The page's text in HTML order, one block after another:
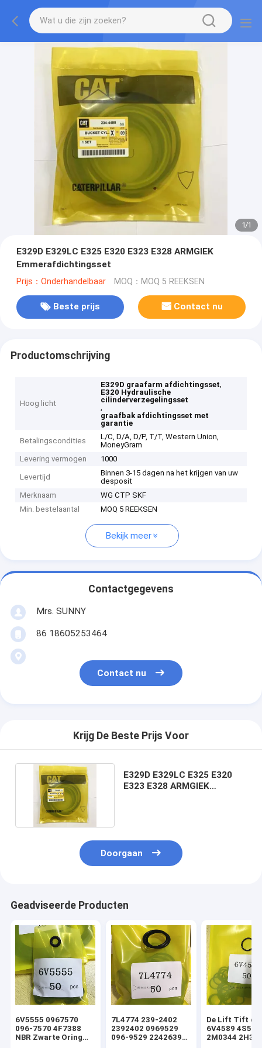
1/1
E329D E329LC E325 E320 E323 E328 ARMGIEK
Emmerafdichtingsset
Prijs：Onderhandelbaar MOQ：MOQ 5 REEKSEN
Beste prijs Contact nu
Productomschrijving
Hoog licht
E329D graafarm afdichtingsset,
E320 Hydraulische
cilinderverzegelingsset
,
graafbak afdichtingsset met
garantie
Betalingscondities
L/C, D/A, D/P, T/T, Western Union,
MoneyGram
Levering vermogen
1000
Levertijd
Binnen 3-15 dagen na het krijgen van uw
desposit
Merknaam
WG CTP SKF
Min. bestelaantal
MOQ 5 REEKSEN
Bekijk meer
Contactgegevens
Mrs. SUNNY
86 18605253464
Contact nu
Krijg De Beste Prijs Voor
E329D E329LC E325 E320
E323 E328 ARMGIEK
Doorgaan
Geadviseerde Producten
6V5555 0967570
096-7570 4F7388
NBR Zwarte Oring
7L4774 239-2402
2392402 0969529
096-9529 2242639
De Lift Tift die
6V4589
2M0344